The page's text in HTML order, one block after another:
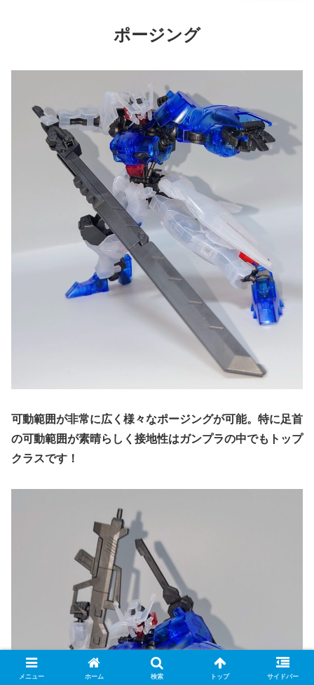
ポージング
可動範囲が非常に広く様々なポージングが可能。特に足首
の可動範囲が素晴らしく接地性はガンプラの中でもトップ
クラスです！
メニュー ホーム 検索 トップ サイドバー